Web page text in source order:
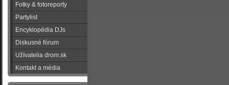
Fotky & fotoreporty
Partylist
Encyklopédia DJs
Diskusné fórum
Užívatelia drom.sk
Kontakt a média